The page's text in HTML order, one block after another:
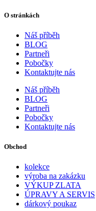
O stránkách
Náš příběh
BLOG
Partneři
Pobočky
Kontaktujte nás
Náš příběh
BLOG
Partneři
Pobočky
Kontaktujte nás
Obchod
kolekce
výroba na zakázku
VÝKUP ZLATA
ÚPRAVY A SERVIS
dárkový poukaz